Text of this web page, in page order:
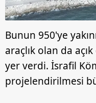
Bunun 950'ye
araçlık olan da
yer verdi. İsrafil
projelendirilmesi